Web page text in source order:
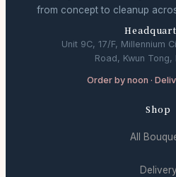
from concept to cleanup
Unit 9C, 17/F, Millennium
Road, Kwun Tong,
Order by noon ·
Shop
All
Delivery